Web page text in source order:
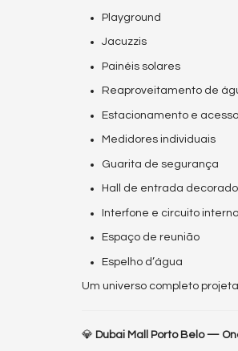
Playground
Jacuzzis
Painéis solares
Reaproveitamento de
Estacionamento e
Medidores individuais
Guarita de segurança
Hall de entrada decorado
Interfone e circuito
Espaço de reunião
Espelho d’água
Um universo completo
💎 Dubai Mall Porto Belo —